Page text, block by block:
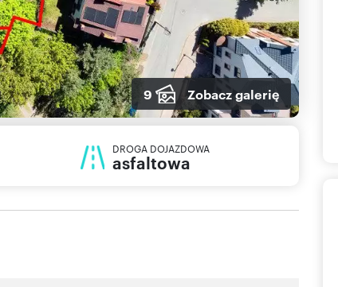
9 Zobacz galerię
DROGA DOJAZDOWA
asfaltowa